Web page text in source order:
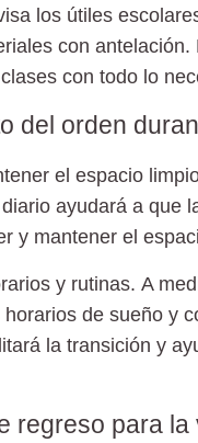
los útiles
con
con todo lo
del orden
el espacio
ayudará a que
y mantener el
y rutinas. A
de sueño y
la transición y
regreso para la